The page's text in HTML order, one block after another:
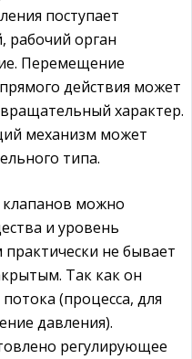
поступает
рабочий орган
Перемещение
действия может
характер.
механизм может
типа.
можно
и уровень
не бывает
Так как он
(процесса, для
давления).
регулирующее